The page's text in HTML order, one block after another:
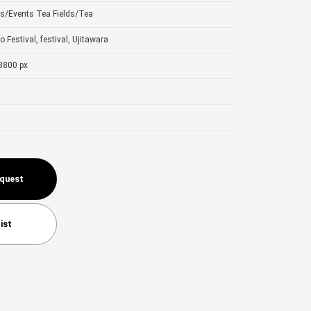
Events Tea Fields/Tea
Festival, festival, Ujitawara
px